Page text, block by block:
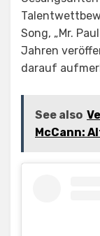
Song, „Mr.
Jahren
darauf
See also
McCann: